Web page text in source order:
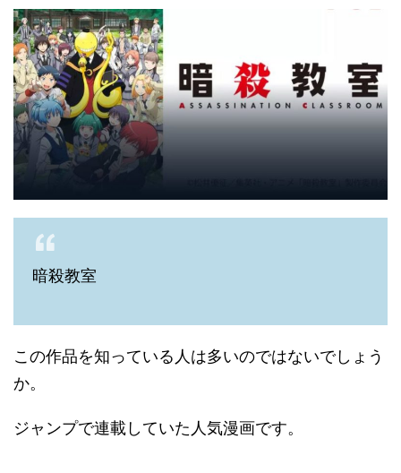
暗殺教室
この作品を知っている人は多いのではないでしょう
か。
ジャンプで連載していた人気漫画です。